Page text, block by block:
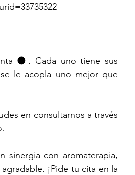
🌑. Cada uno tiene sus
le acopla uno mejor que
en consultarnos a través
sinergia con aromaterapia,
¡Pide tu cita en la